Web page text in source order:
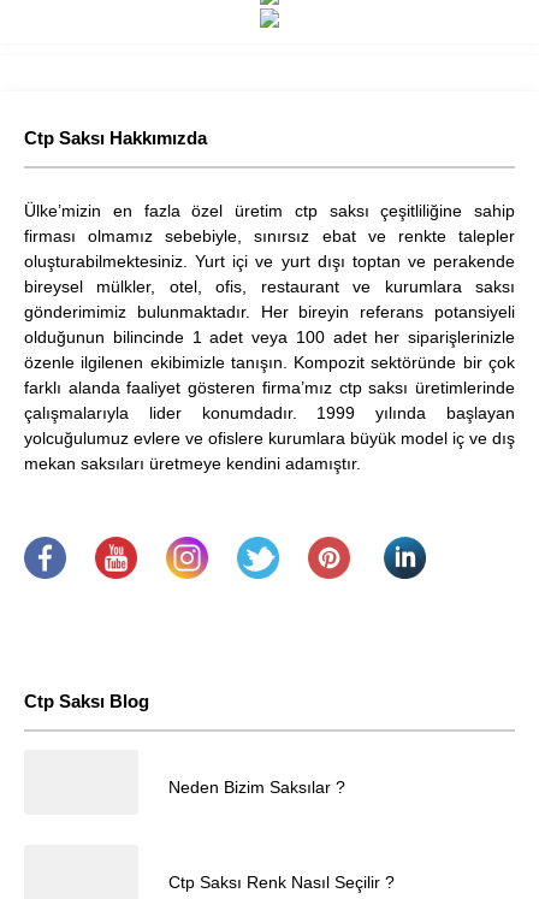
Ctp Saksı Hakkımızda
Ülke’mizin en fazla özel üretim ctp saksı çeşitliliğine sahip
firması olmamız sebebiyle, sınırsız ebat ve renkte talepler
oluşturabilmektesiniz. Yurt içi ve yurt dışı toptan ve perakende
bireysel mülkler, otel, ofis, restaurant ve kurumlara saksı
gönderimimiz bulunmaktadır. Her bireyin referans potansiyeli
olduğunun bilincinde 1 adet veya 100 adet her siparişlerinizle
özenle ilgilenen ekibimizle tanışın. Kompozit sektöründe bir çok
farklı alanda faaliyet gösteren firma’mız ctp saksı üretimlerinde
çalışmalarıyla lider konumdadır. 1999 yılında başlayan
yolcuğulumuz evlere ve ofislere kurumlara büyük model iç ve dış
mekan saksıları üretmeye kendini adamıştır.
Ctp Saksı Blog
Neden Bizim Saksılar ?
Ctp Saksı Renk Nasıl Seçilir ?